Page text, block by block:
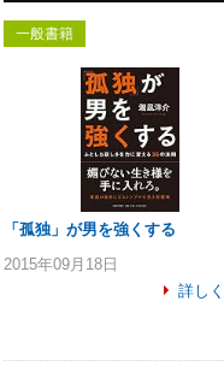
一般書籍
「孤独」が男を強くする
2015年09月18日
詳し